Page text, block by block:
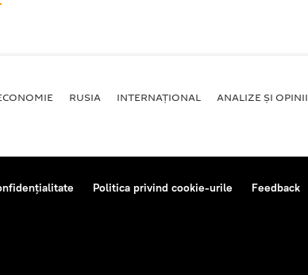
RUSIA INTERNAŢIONAL ANALIZE ȘI OPINII
Politica privind cookie-urile Feedback